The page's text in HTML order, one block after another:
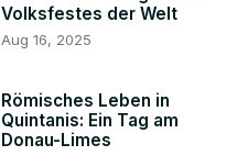
Volksfestes der Welt
Aug 16, 2025
Römisches Leben in
Quintanis: Ein Tag am
Donau-Limes